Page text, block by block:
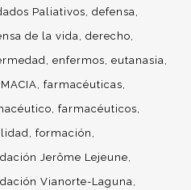
Paliativos
defensa
de la vida
derecho
enfermos eutanasia
farmacéuticas
farmacéuticos
formación
Jerôme Lejeune
Vianorte-Laguna